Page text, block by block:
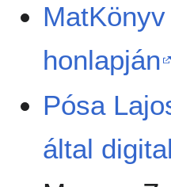
honlapján
Pósa
által